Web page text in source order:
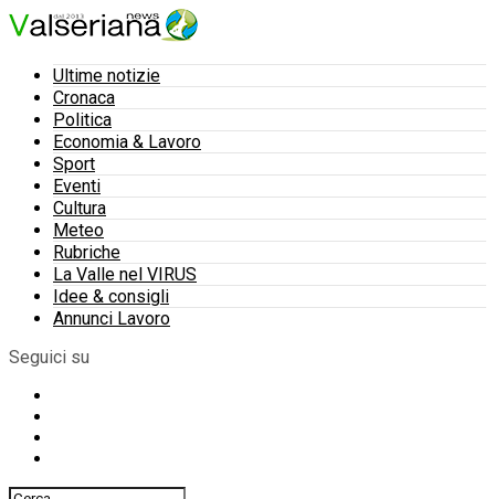
Ultime notizie
Cronaca
Politica
Economia & Lavoro
Sport
Eventi
Cultura
Meteo
Rubriche
La Valle nel VIRUS
Idee & consigli
Annunci Lavoro
Seguici su